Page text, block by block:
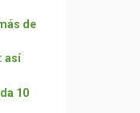
de
así
10